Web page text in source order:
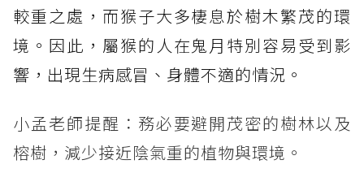
較重之處，而猴子大多棲息於樹木繁茂的環
境。因此，屬猴的人在鬼月特別容易受到影
響，出現生病感冒、身體不適的情況。
小孟老師提醒：務必要避開茂密的樹林以及
榕樹，減少接近陰氣重的植物與環境。